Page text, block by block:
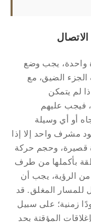
يجب وضع
الضيق، مع
يتمكن
عليهم
أي وسيلة
واحد إلا إذا
وحجم حركة
من طرف
يجب أن
المغلق. قد
على سبيل
المؤقتة بحد